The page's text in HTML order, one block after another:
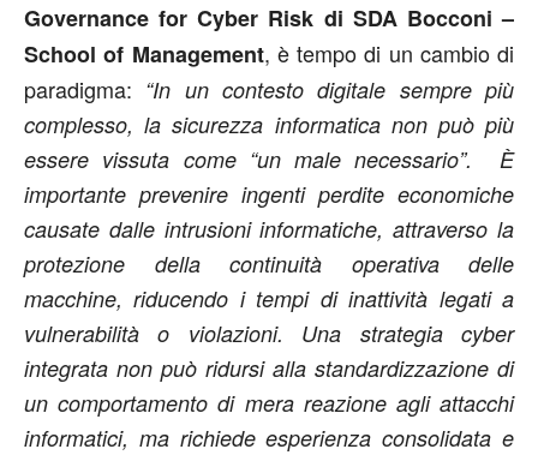
Governance for Cyber Risk di SDA Bocconi –
School of Management, è tempo di un cambio di
paradigma: “In un contesto digitale sempre più
complesso, la sicurezza informatica non può più
essere vissuta come “un male necessario”. È
importante prevenire ingenti perdite economiche
causate dalle intrusioni informatiche, attraverso la
protezione della continuità operativa delle
macchine, riducendo i tempi di inattività legati a
vulnerabilità o violazioni. Una strategia cyber
integrata non può ridursi alla standardizzazione di
un comportamento di mera reazione agli attacchi
informatici, ma richiede esperienza consolidata e